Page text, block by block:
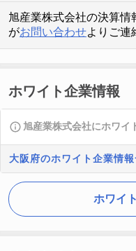
旭産業株式会社の決算情
がお問い合わせよりご連
ホワイト企業情報
旭産業株式会社にホワイ
大阪府のホワイト企業情
ホワイ